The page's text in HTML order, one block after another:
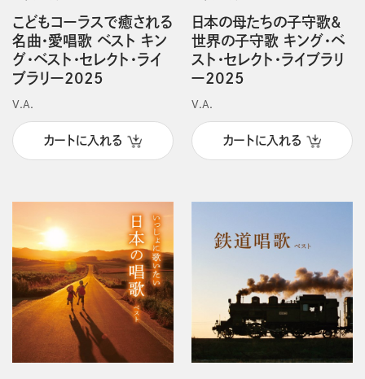
こどもコーラスで癒される
名曲・愛唱歌 ベスト キン
グ・ベスト・セレクト・ライ
ブラリー2025
V.A.
カートに入れる
日本の母たちの子守歌&
世界の子守歌 キング・ベ
スト・セレクト・ライブラリ
ー2025
V.A.
カートに入れる